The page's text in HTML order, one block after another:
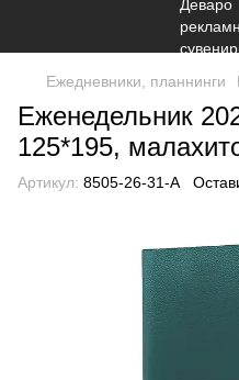
Ежедневники, планнинги
Еженедельник
125*195,
Артикул: 8505-26-31-A